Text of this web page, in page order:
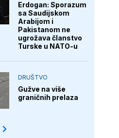
Erdogan: Sporazum
sa Saudijskom
Arabijom i
Pakistanom ne
ugrožava članstvo
Turske u NATO-u
DRUŠTVO
Gužve na više
graničnih prelaza